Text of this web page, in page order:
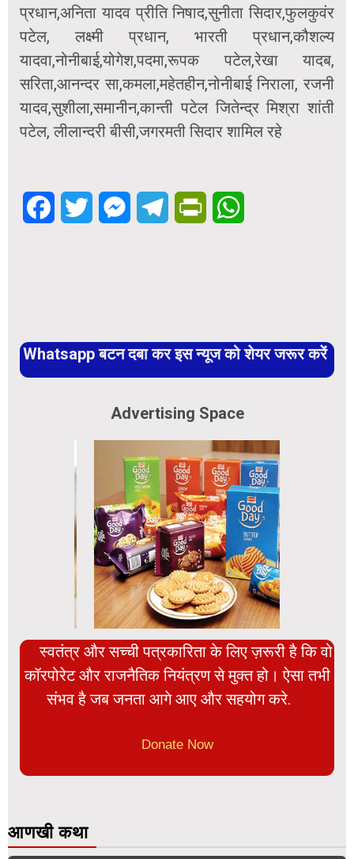
प्रधान,अनिता यादव प्रीति निषाद,सुनीता सिदार,फुलकुवंर
पटेल, लक्ष्मी प्रधान, भारती प्रधान,कौशल्य
यादवा,नोनीबाई,योगेश,पद‌मा,रूपक पटेल,रेखा यादब,
सरिता,आनन्दर सा,कमला,महेतहीन,नोनीबाई निराला, रजनी
यादव,सुशीला,समानीन,कान्ती पटेल जितेन्द्र मिश्रा शांती
पटेल, लीलान्दरी बीसी,जगरमती सिदार शामिल रहे
FacebookTwitter MessengerTelegramPrintFriendly
Whatsapp बटन दबा कर इस न्यूज को शेयर जरूर करें
Advertising Space
स्वतंत्र और सच्ची पत्रकारिता के लिए ज़रूरी है कि वो
कॉरपोरेट और राजनैतिक नियंत्रण से मुक्त हो। ऐसा तभी
संभव है जब जनता आगे आए और सहयोग करे.
Donate Now
आणखी कथा